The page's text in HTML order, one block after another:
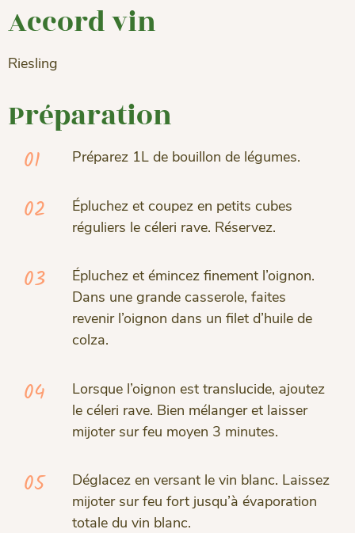
Accord vin
Riesling
Préparation
01 Préparez 1L de bouillon de légumes.
02
Épluchez et coupez en petits cubes
réguliers le céleri rave. Réservez.
03
Épluchez et émincez finement l’oignon.
Dans une grande casserole, faites
revenir l’oignon dans un filet d’huile de
colza.
04
Lorsque l’oignon est translucide, ajoutez
le céleri rave. Bien mélanger et laisser
mijoter sur feu moyen 3 minutes.
05
Déglacez en versant le vin blanc. Laissez
mijoter sur feu fort jusqu’à évaporation
totale du vin blanc.